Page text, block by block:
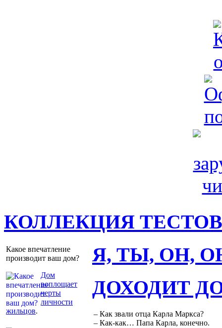
КОЛЛЕКЦИЯ ТЕСТОВ
Какое впечатление
производит ваш дом?
Дом
воплощает
черты
личности
жильцов.
Я, ТЫ, ОН,
ДОХОДИТ
– Как звали отца Карла Маркса?
– Как-как… Папа Карла, конечно.